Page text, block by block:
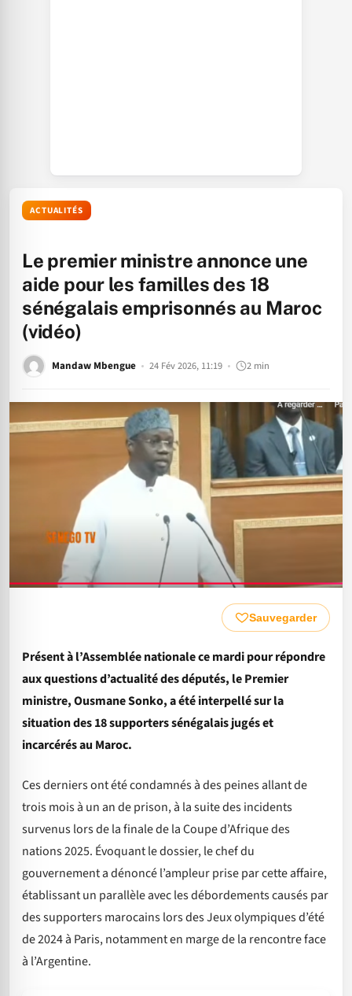
ACTUALITÉS
Le premier ministre annonce une
aide pour les familles des 18
sénégalais emprisonnés au Maroc
(vidéo)
Mandaw Mbengue 24 Fév 2026, 11:19 2 min
Sauvegarder
Présent à l’Assemblée nationale ce mardi pour répondre
aux questions d’actualité des députés, le Premier
ministre, Ousmane Sonko, a été interpellé sur la
situation des 18 supporters sénégalais jugés et
incarcérés au Maroc.
Ces derniers ont été condamnés à des peines allant de
trois mois à un an de prison, à la suite des incidents
survenus lors de la finale de la Coupe d’Afrique des
nations 2025. Évoquant le dossier, le chef du
gouvernement a dénoncé l’ampleur prise par cette affaire,
établissant un parallèle avec les débordements causés par
des supporters marocains lors des Jeux olympiques d’été
de 2024 à Paris, notamment en marge de la rencontre face
à l’Argentine.